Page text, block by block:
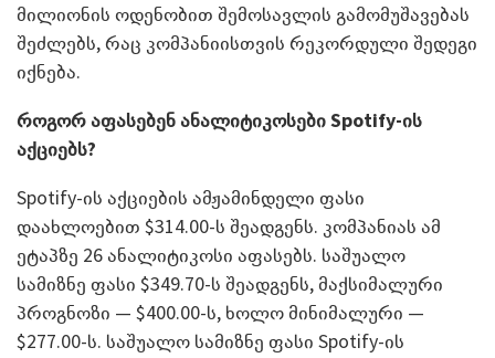
მილიონის ოდენობით შემოსავლის გამომუშავებას
შეძლებს, რაც კომპანიისთვის რეკორდული შედეგი
იქნება.
როგორ აფასებენ ანალიტიკოსები Spotify-ის
აქციებს?
Spotify-ის აქციების ამჟამინდელი ფასი
დაახლოებით $314.00-ს შეადგენს. კომპანიას ამ
ეტაპზე 26 ანალიტიკოსი აფასებს. საშუალო
სამიზნე ფასი $349.70-ს შეადგენს, მაქსიმალური
პროგნოზი — $400.00-ს, ხოლო მინიმალური —
$277.00-ს. საშუალო სამიზნე ფასი Spotify-ის